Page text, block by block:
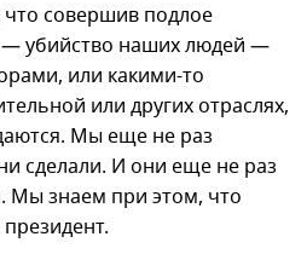
что совершив подлое
— убийство наших людей —
или какими-то
или других отраслях,
Мы еще не раз
сделали. И они еще не раз
Мы знаем при этом, что